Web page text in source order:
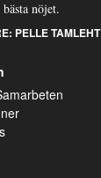
nöjet.
PELLE TAMLEHT